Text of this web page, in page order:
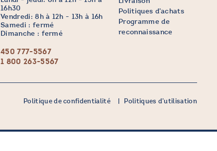
16h30
Vendredi: 8h à 12h - 13h à 16h
Samedi : fermé
Dimanche : fermé
450 777-5567
1 800 263-5567
Politiques d’achats
Programme de
reconnaissance
Politique de confidentialité Politiques d’utilisation